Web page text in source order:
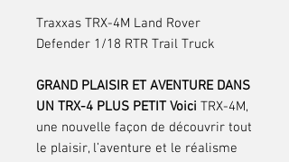
Traxxas TRX-4M Land Rover
Defender 1/18 RTR Trail Truck
GRAND PLAISIR ET AVENTURE DANS
UN TRX-4 PLUS PETIT Voici TRX-4M,
une nouvelle façon de découvrir tout
le plaisir, l’aventure et le réalisme